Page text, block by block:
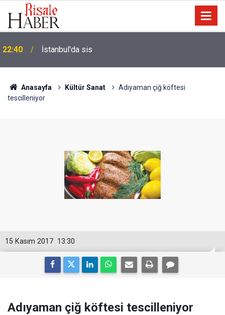
21:18
Biyoloji profesörünün parmağının ucunda niçin göz
yok?
Anasayfa Kültür Sanat
Adıyaman çiğ köftesi
tescilleniyor
13:30
15 Kasım 2017
Adıyaman çiğ köftesi tescilleniyor